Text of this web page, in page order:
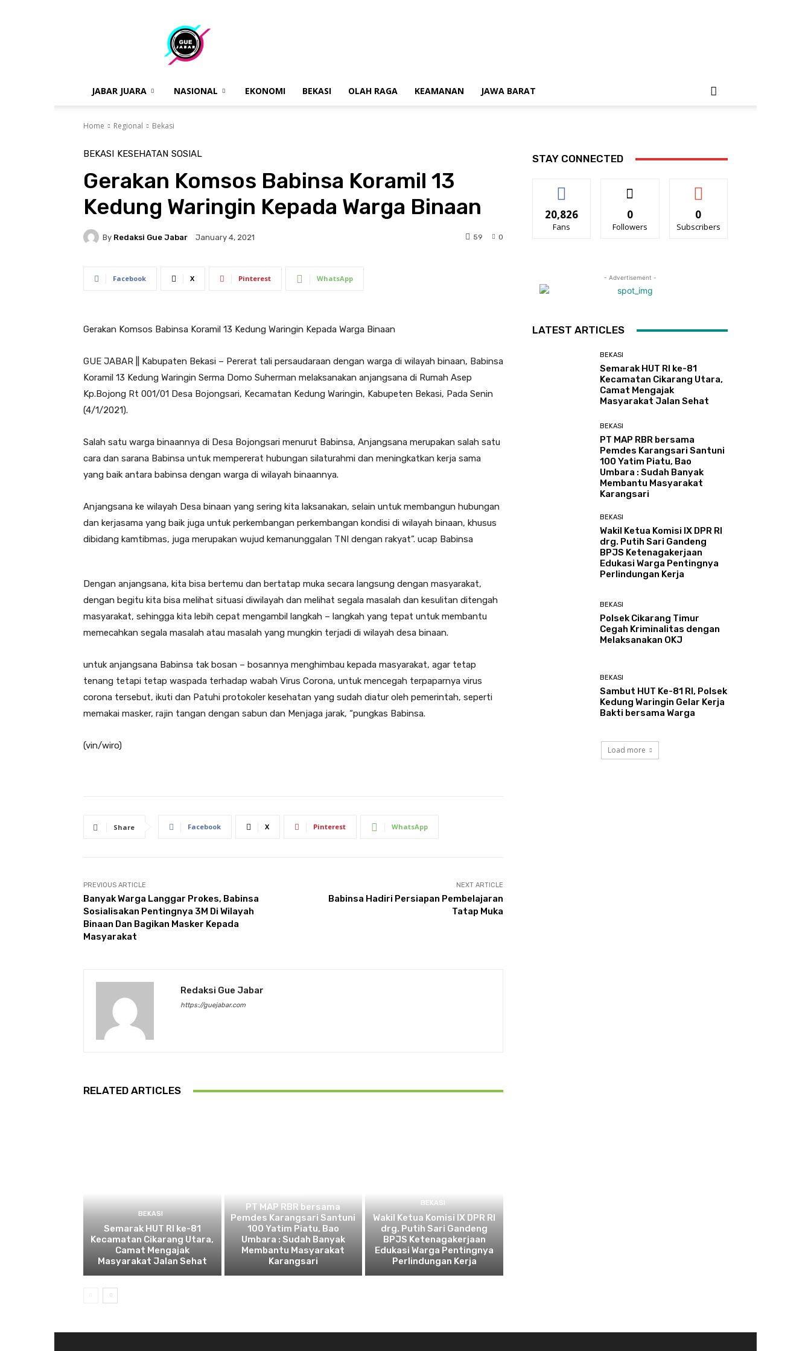
gue
jabar
JABAR JUARA NASIONAL EKONOMI BEKASI OLAH RAGA KEAMANAN JAWA BARAT
Home Regional Bekasi
BEKASI KESEHATAN SOSIAL
Gerakan Komsos Babinsa Koramil 13
Kedung Waringin Kepada Warga Binaan
By Redaksi Gue Jabar January 4, 2021 0
59
Facebook X Pinterest WhatsApp
Gerakan Komsos Babinsa Koramil 13 Kedung Waringin Kepada Warga Binaan
GUE JABAR || Kabupaten Bekasi – Pererat tali persaudaraan dengan warga di wilayah binaan, Babinsa
Koramil 13 Kedung Waringin Serma Domo Suherman melaksanakan anjangsana di Rumah Asep
Kp.Bojong Rt 001/01 Desa Bojongsari, Kecamatan Kedung Waringin, Kabupeten Bekasi, Pada Senin
(4/1/2021).
Salah satu warga binaannya di Desa Bojongsari menurut Babinsa, Anjangsana merupakan salah satu
cara dan sarana Babinsa untuk mempererat hubungan silaturahmi dan meningkatkan kerja sama
yang baik antara babinsa dengan warga di wilayah binaannya.
Anjangsana ke wilayah Desa binaan yang sering kita laksanakan, selain untuk membangun hubungan
dan kerjasama yang baik juga untuk perkembangan perkembangan kondisi di wilayah binaan, khusus
dibidang kamtibmas, juga merupakan wujud kemanunggalan TNI dengan rakyat”. ucap Babinsa
Dengan anjangsana, kita bisa bertemu dan bertatap muka secara langsung dengan masyarakat,
dengan begitu kita bisa melihat situasi diwilayah dan melihat segala masalah dan kesulitan ditengah
masyarakat, sehingga kita lebih cepat mengambil langkah – langkah yang tepat untuk membantu
memecahkan segala masalah atau masalah yang mungkin terjadi di wilayah desa binaan.
untuk anjangsana Babinsa tak bosan – bosannya menghimbau kepada masyarakat, agar tetap
tenang tetapi tetap waspada terhadap wabah Virus Corona, untuk mencegah terpaparnya virus
corona tersebut, ikuti dan Patuhi protokoler kesehatan yang sudah diatur oleh pemerintah, seperti
memakai masker, rajin tangan dengan sabun dan Menjaga jarak, “pungkas Babinsa.
(vin/wiro)
Share Facebook X Pinterest WhatsApp
PREVIOUS ARTICLE
Banyak Warga Langgar Prokes, Babinsa
Sosialisakan Pentingnya 3M Di Wilayah
Binaan Dan Bagikan Masker Kepada
Masyarakat
NEXT ARTICLE
Babinsa Hadiri Persiapan Pembelajaran
Tatap Muka
Redaksi Gue Jabar
https://guejabar.com
RELATED ARTICLES
BEKASI
Semarak HUT RI ke-81
Kecamatan Cikarang Utara,
Camat Mengajak
Masyarakat Jalan Sehat
PT MAP RBR bersama
Pemdes Karangsari Santuni
100 Yatim Piatu, Bao
Umbara : Sudah Banyak
Membantu Masyarakat
Karangsari
BEKASI
Wakil Ketua Komisi IX DPR RI
drg. Putih Sari Gandeng
BPJS Ketenagakerjaan
Edukasi Warga Pentingnya
Perlindungan Kerja
STAY CONNECTED
20,826
Fans
0
Followers
0
Subscribers
- Advertisement -
LATEST ARTICLES
BEKASI
Semarak HUT RI ke-81
Kecamatan Cikarang Utara,
Camat Mengajak
Masyarakat Jalan Sehat
BEKASI
PT MAP RBR bersama
Pemdes Karangsari Santuni
100 Yatim Piatu, Bao
Umbara : Sudah Banyak
Membantu Masyarakat
Karangsari
BEKASI
Wakil Ketua Komisi IX DPR RI
drg. Putih Sari Gandeng
BPJS Ketenagakerjaan
Edukasi Warga Pentingnya
Perlindungan Kerja
BEKASI
Polsek Cikarang Timur
Cegah Kriminalitas dengan
Melaksanakan OKJ
BEKASI
Sambut HUT Ke-81 RI, Polsek
Kedung Waringin Gelar Kerja
Bakti bersama Warga
Load more